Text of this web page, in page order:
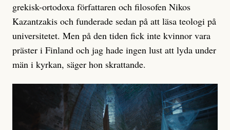
grekisk-ortodoxa författaren och filosofen Nikos
Kazantzakis och funderade sedan på att läsa teologi på
universitetet. Men på den tiden fick inte kvinnor vara
präster i Finland och jag hade ingen lust att lyda under
män i kyrkan, säger hon skrattande.